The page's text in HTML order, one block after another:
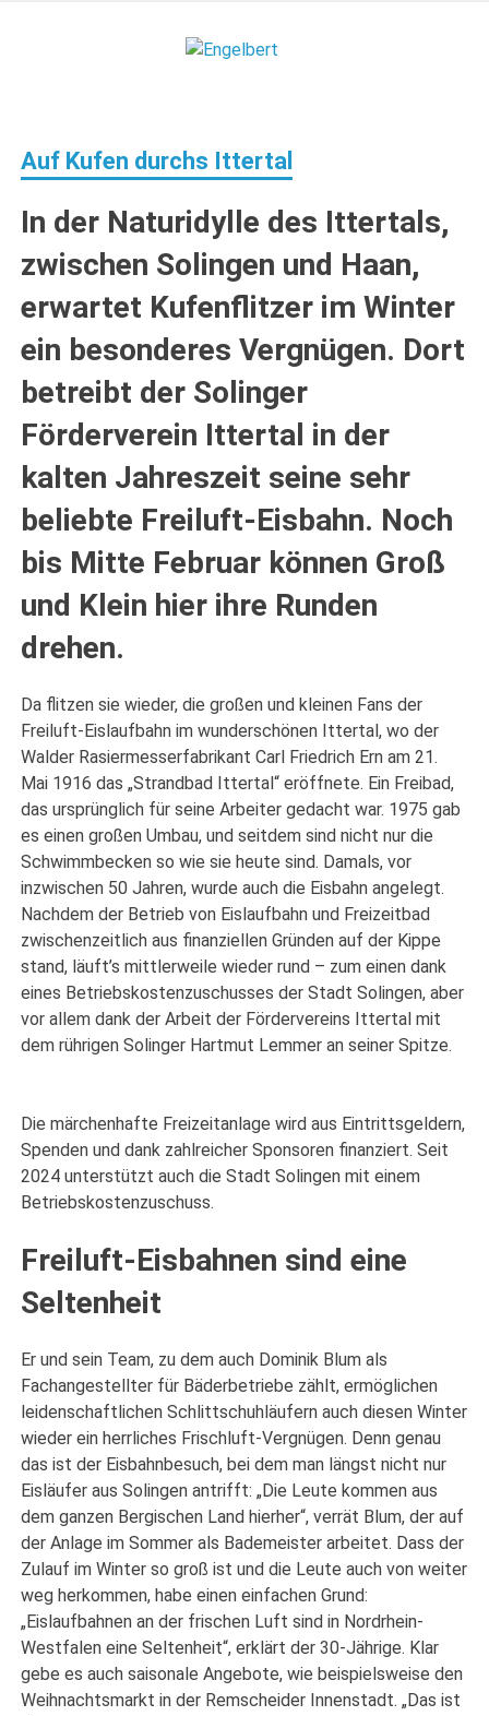
Auf Kufen durchs Ittertal
In der Naturidylle des Ittertals,
zwischen Solingen und Haan,
erwartet Kufenflitzer im Winter
ein besonderes Vergnügen. Dort
betreibt der Solinger
Förderverein Ittertal in der
kalten Jahreszeit seine sehr
beliebte Freiluft-Eisbahn. Noch
bis Mitte Februar können Groß
und Klein hier ihre Runden
drehen.
Da flitzen sie wieder, die großen und kleinen Fans der
Freiluft-Eislaufbahn im wunderschönen Ittertal, wo der
Walder Rasiermesserfabrikant Carl Friedrich Ern am 21.
Mai 1916 das „Strandbad Ittertal“ eröffnete. Ein Freibad,
das ursprünglich für seine Arbeiter gedacht war. 1975 gab
es einen großen Umbau, und seitdem sind nicht nur die
Schwimmbecken so wie sie heute sind. Damals, vor
inzwischen 50 Jahren, wurde auch die Eisbahn angelegt.
Nachdem der Betrieb von Eislaufbahn und Freizeitbad
zwischenzeitlich aus finanziellen Gründen auf der Kippe
stand, läuft’s mittlerweile wieder rund – zum einen dank
eines Betriebskostenzuschusses der Stadt Solingen, aber
vor allem dank der Arbeit der Fördervereins Ittertal mit
dem rührigen Solinger Hartmut Lemmer an seiner Spitze.
Die märchenhafte Freizeitanlage wird aus Eintrittsgeldern,
Spenden und dank zahlreicher Sponsoren finanziert. Seit
2024 unterstützt auch die Stadt Solingen mit einem
Betriebskostenzuschuss.
Freiluft-Eisbahnen sind eine
Seltenheit
Er und sein Team, zu dem auch Dominik Blum als
Fachangestellter für Bäderbetriebe zählt, ermöglichen
leidenschaftlichen Schlittschuhläufern auch diesen Winter
wieder ein herrliches Frischluft-Vergnügen. Denn genau
das ist der Eisbahnbesuch, bei dem man längst nicht nur
Eisläufer aus Solingen antrifft: „Die Leute kommen aus
dem ganzen Bergischen Land hierher“, verrät Blum, der auf
der Anlage im Sommer als Bademeister arbeitet. Dass der
Zulauf im Winter so groß ist und die Leute auch von weiter
weg herkommen, habe einen einfachen Grund:
„Eislaufbahnen an der frischen Luft sind in Nordrhein-
Westfalen eine Seltenheit“, erklärt der 30-Jährige. Klar
gebe es auch saisonale Angebote, wie beispielsweise den
Weihnachtsmarkt in der Remscheider Innenstadt. „Das ist